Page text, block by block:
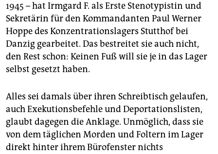
abo
genossenschaft
epaper login
1945 – hat Irmgard F. als Erste Stenotypistin und
Sekretärin für den Kommandanten Paul Werner
Hoppe des Konzentrationslagers Stutthof bei
Danzig gearbeitet. Das bestreitet sie auch nicht,
den Rest schon: Keinen Fuß will sie je in das Lager
selbst gesetzt haben.
Alles sei damals über ihren Schreibtisch gelaufen,
auch Exekutionsbefehle und Deportationslisten,
glaubt dagegen die Anklage. Unmöglich, dass sie
von dem täglichen Morden und Foltern im Lager
direkt hinter ihrem Bürofenster nichts